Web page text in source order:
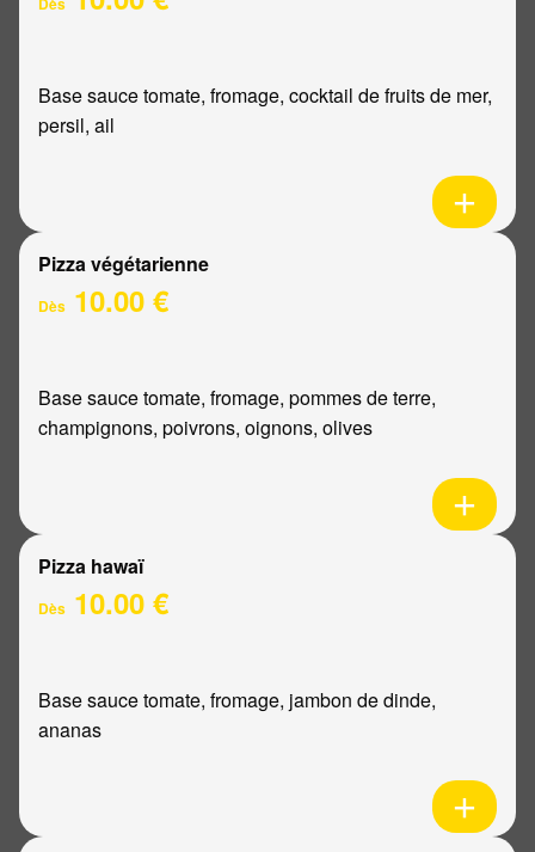
Base sauce tomate, fromage, cocktail de fruits de mer,
persil, ail
Pizza végétarienne
Dès 10.00 €
Base sauce tomate, fromage, pommes de terre,
champignons, poivrons, oignons, olives
Pizza hawaï
Dès 10.00 €
Base sauce tomate, fromage, jambon de dinde,
ananas